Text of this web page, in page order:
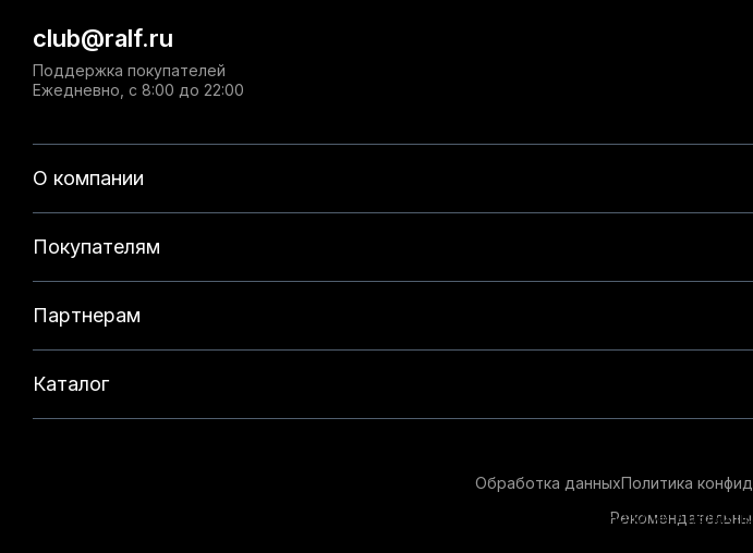
О компании
Покупателям
Партнерам
Каталог
club@ralf.ru
Поддержка покупателей
Ежедневно, с 8:00 до 22:00
Обработка данныхПолитика
Данный веб-сайт использует cookie-файлы и рекомендательные технологии в целях